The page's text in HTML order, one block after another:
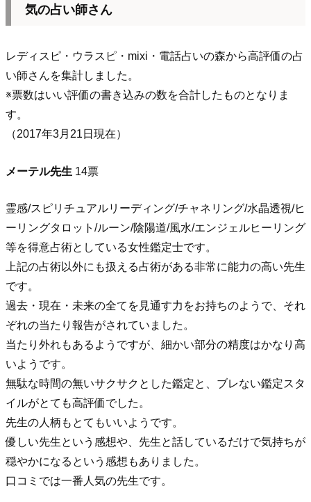
気の占い師さん
レディスピ・ウラスピ・mixi・電話占いの森から高評価の占
い師さんを集計しました。
※票数はいい評価の書き込みの数を合計したものとなりま
す。
（2017年3月21日現在）
メーテル先生 14票
霊感/スピリチュアルリーディング/チャネリング/水晶透視/ヒ
ーリングタロット/ルーン/陰陽道/風水/エンジェルヒーリング
等を得意占術としている女性鑑定士です。
上記の占術以外にも扱える占術がある非常に能力の高い先生
です。
過去・現在・未来の全てを見通す力をお持ちのようで、それ
ぞれの当たり報告がされていました。
当たり外れもあるようですが、細かい部分の精度はかなり高
いようです。
無駄な時間の無いサクサクとした鑑定と、ブレない鑑定スタ
イルがとても高評価でした。
先生の人柄もとてもいいようです。
優しい先生という感想や、先生と話しているだけで気持ちが
穏やかになるという感想もありました。
口コミでは一番人気の先生です。